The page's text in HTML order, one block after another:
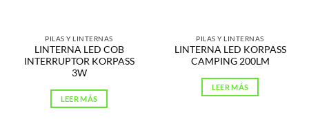
PILAS Y LINTERNAS
LINTERNA LED COB
INTERRUPTOR KORPASS
3W
LEER MÁS
PILAS Y LINTERNAS
LINTERNA LED KORPASS
CAMPING 200LM
LEER MÁS